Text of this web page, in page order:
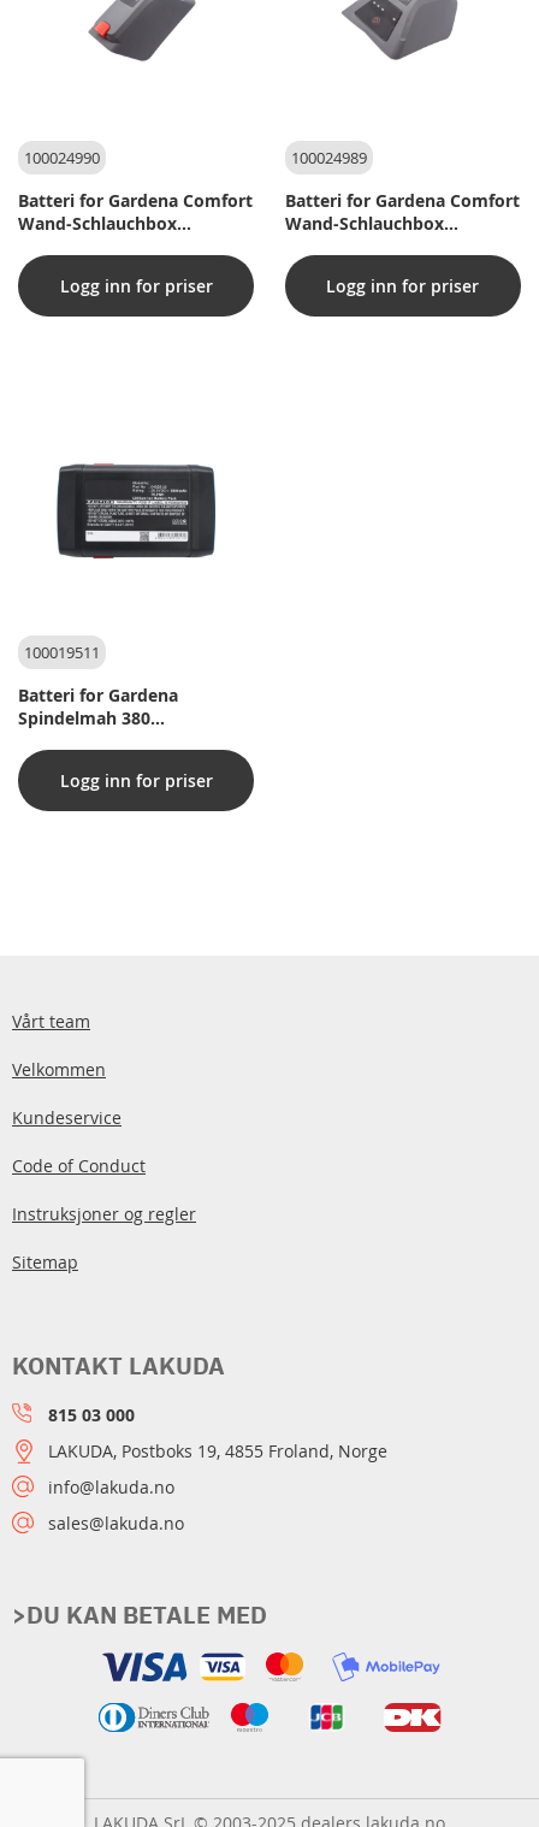
100024990
Batteri for Gardena Comfort
Wand-Schlauchbox
Logg inn for priser
100024989
Batteri for Gardena Comfort
Wand-Schlauchbox
Logg inn for priser
100019511
Batteri for Gardena
Spindelmah 380
Logg inn for priser
Vårt team
Velkommen
Kundeservice
Code of Conduct
Instruksjoner og regler
Sitemap
>DU KAN BETALE MED
KONTAKT LAKUDA
815 03 000
LAKUDA, Postboks 19, 4855 Froland, Norge
info@lakuda.no
sales@lakuda.no